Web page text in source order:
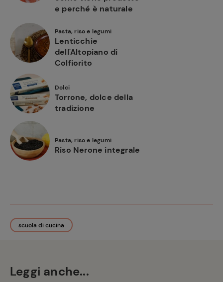
e perché è naturale
Pasta, riso e legumi
Lenticchie
dell'Altopiano di
Colfiorito
Dolci
Torrone, dolce della
tradizione
Pasta, riso e legumi
Riso Nerone integrale
scuola di cucina
Leggi anche...